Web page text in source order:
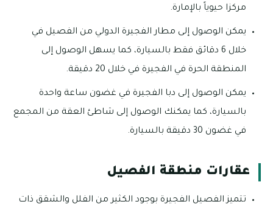
مركزا حيوياً بالإمارة.
يمكن الوصول إلى مطار الفجيرة الدولي من الفصيل في
خلال 6 دقائق فقط بالسيارة، كما يسهل الوصول إلى
المنطقة الحرة في الفجيرة في خلال 20 دقيقة.
يمكن الوصول إلى دبا الفجيرة في غضون ساعة واحدة
بالسيارة، كما يمكنك الوصول إلى شاطئ العقة من المجمع
في غضون 30 دقيقة بالسيارة.
عقارات منطقة الفصيل
تتميز الفصيل الفجيرة بوجود الكثير من الفلل والشقق ذات